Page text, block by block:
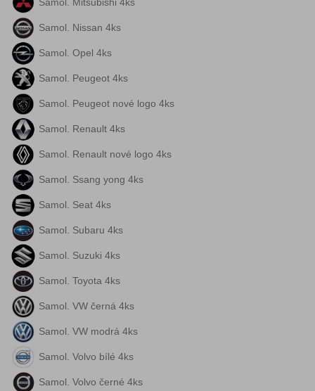
Samol. Nissan 4ks
Samol. Opel 4ks
Samol. Peugeot 4ks
Samol. Peugeot nové logo 4ks
Samol. Renault 4ks
Samol. Renault nové logo 4ks
Samol. Ssang yong 4ks
Samol. Seat 4ks
Samol. Subaru 4ks
Samol. Suzuki 4ks
Samol. Toyota 4ks
Samol. VW černá 4ks
Samol. VW modrá 4ks
Samol. Volvo bílé 4ks
Samol. Volvo černé 4ks